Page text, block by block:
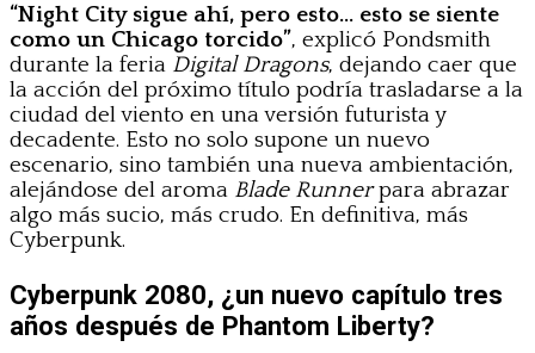
“Night City sigue ahí, pero esto… esto se siente
como un Chicago torcido”, explicó Pondsmith
durante la feria Digital Dragons, dejando caer que
la acción del próximo título podría trasladarse a la
ciudad del viento en una versión futurista y
decadente. Esto no solo supone un nuevo
escenario, sino también una nueva ambientación,
alejándose del aroma Blade Runnerpara abrazar
algo más sucio, más crudo. En definitiva, más
Cyberpunk.
Cyberpunk 2080, ¿un nuevo capítulo tres
años después de Phantom Liberty?